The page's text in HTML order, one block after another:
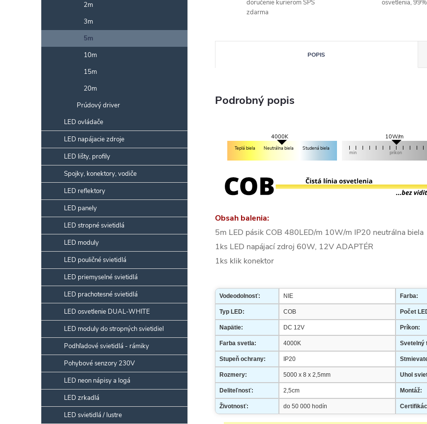
2m
3m
5m
10m
15m
20m
Prúdový driver
LED ovládače
LED napájacie zdroje
LED lišty, profily
Spojky, konektory, vodiče
LED reflektory
LED panely
LED stropné svietidlá
LED moduly
LED pouličné svietidlá
LED priemyselné svietidlá
LED prachotesné svietidlá
LED osvetlenie DUAL-WHITE
LED moduly do stropných svietidiel
Podhľadové svietidlá - rámiky
Pohybové senzory 230V
LED neon nápisy a logá
LED zrkadlá
LED svietidlá / lustre
doručenie kurierom SPS
zdarma
osvetlenia,
POPIS
Podrobný popis
4000K
Teplá biela Neutrálna biela Studená biela
10W/m
min príkon
Obsah balenia:
5m LED pásik COB 480LED/m 10W/m IP20 neutrálna biela
1ks LED napájací zdroj 60W, 12V ADAPTÉR
1ks klik konektor
Vodeodolnosť: NIE Farba:
Typ LED: COB Počet
Napätie: DC 12V Príkon:
Farba svetla: 4000K Svetelný
Stupeň ochrany: IP20
Rozmery: 5000 x 8 x 2,5mm Uhol
Deliteľnosť: 2,5cm Montáž:
Životnosť: do 50 000 hodín